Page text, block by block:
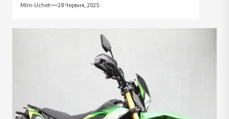
Mlm-Uchet 28 Червня, 2025